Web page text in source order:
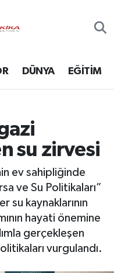
DÜNYA EĞİTİM
su zirvesi
ev sahipliğinde
ve Su Politikaları”
su kaynaklarının
hayati önemine
gerçekleşen
vurgulandı.